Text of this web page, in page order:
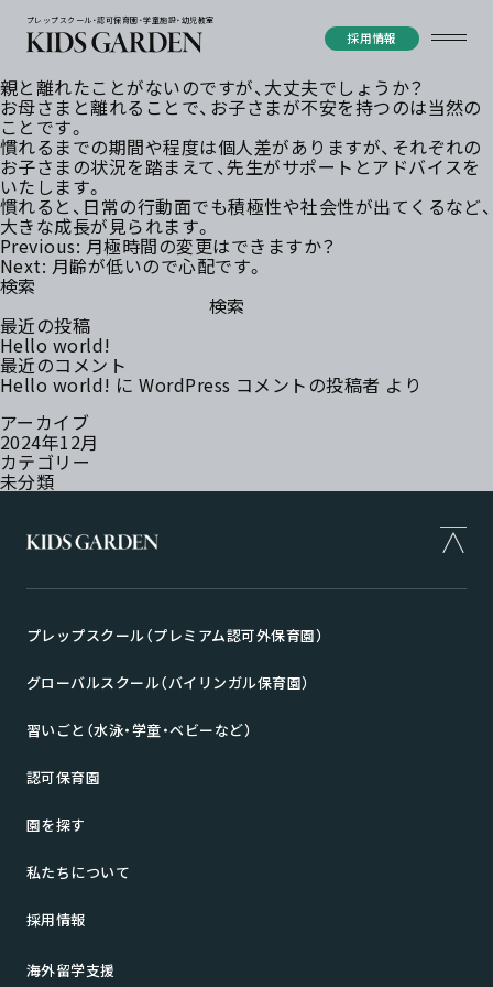
プレップスクール・認可保育園・学童施設・幼児教室
採用情報
親と離れたことがないのですが、大丈夫でしょうか？
お母さまと離れることで、お子さまが不安を持つのは当然の
ことです。
慣れるまでの期間や程度は個人差がありますが、それぞれの
お子さまの状況を踏まえて、先生がサポートとアドバイスを
いたします。
慣れると、日常の行動面でも積極性や社会性が出てくるなど、
大きな成長が見られます。
投
稿
ナ
ゲ
ー
シ
ョ
Previous: 月極時間の変更はできますか？
Next: 月齢が低いので心配です。
検索
検索
最近の投稿
Hello world!
最近のコメント
Hello world! にWordPress コメントの投稿者 より
アーカイブ
2024年12月
カテゴリー
未分類
プレップスクール（プレミアム認可外保育園）
グローバルスクール（バイリンガル保育園）
習いごと（水泳・学童・ベビーなど）
認可保育園
園を探す
私たちについて
採用情報
海外留学支援